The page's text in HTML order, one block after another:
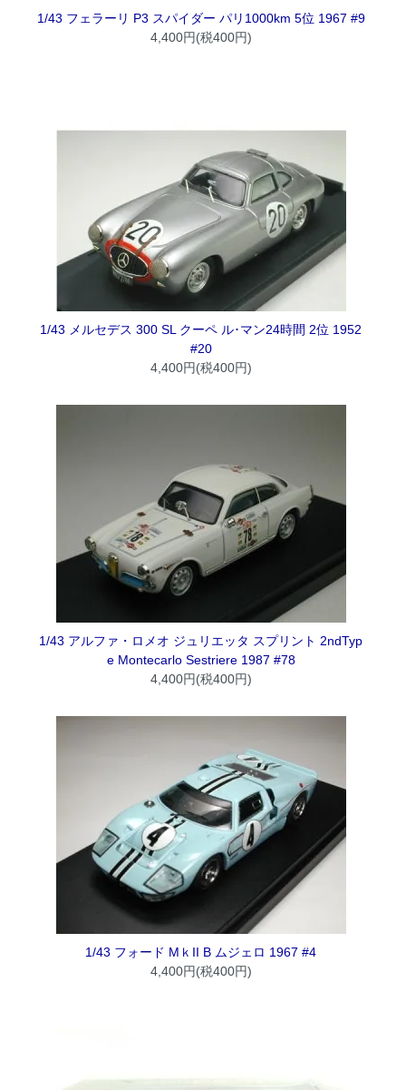
1/43 フェラーリ P3 スパイダー パリ1000km 5位 1967 #9
4,400円(税400円)
1/43 メルセデス 300 SL クーペ ル･マン24時間 2位 1952
#20
4,400円(税400円)
1/43 アルファ・ロメオ ジュリエッタ スプリント 2ndTyp
e Montecarlo Sestriere 1987 #78
4,400円(税400円)
1/43 フォード MｋII B ムジェロ 1967 #4
4,400円(税400円)